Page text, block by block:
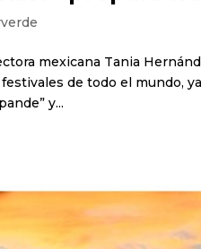
mexicana Tania
de todo el mundo,
y...